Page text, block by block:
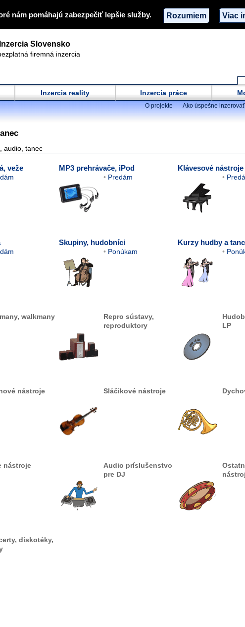
nám pomáhajú zabezpečiť lepšie služby. Rozumiem Viac
Inzercia Slovensko
firemná inzercia
Inzercia reality Inzercia práce
O projekte Ako úspešne inzerovať
audio, tanec
veže MP3 prehrávače, iPod
Predám
Klávesové nástroje
Skupiny, hudobníci
Ponúkam
Kurzy hudby a
walkmany
Repro sústavy,
reproduktory
LP
nástroje Sláčikové nástroje
nástroje
Audio príslušenstvo
pre DJ
diskotéky,